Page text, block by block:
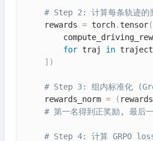
# Step 2: 计算每条轨迹的
    rewards
= torch. tensor(
for traj in
] )
# Step 3: 组内标准化
    rewards_norm
= ( rewards
# 第一名得到正奖励, 最后
# Step 4: 计算 GRPO